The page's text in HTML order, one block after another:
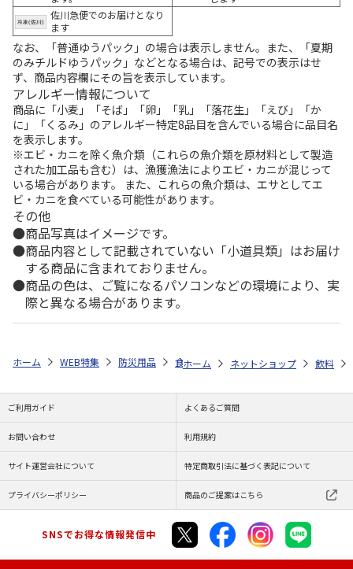
佐川急便でのお届けとなり
ます
なお、「普通ゆうパック」の場合は表示しません。また、「夏期
のみチルドゆうパック」などとなる場合は、記号での表示はせ
ず、商品内容欄にその旨を表示しています。
アレルギー情報について
商品に「小麦」「そば」「卵」「乳」「落花生」「えび」「か
に」「くるみ」のアレルギー特定8品目を含んでいる場合に品目名
を表示します。
※エビ・カニを除く魚介類（これらの魚介類を原材料として製造
された加工品も含む）は、漁獲漁法によりエビ・カニが混じって
いる場合があります。 また、これらの魚介類は、エサとしてエ
ビ・カニを食べている可能性があります。
その他
商品写真はイメージです。
商品内容として記載されていない「小道具類」はお届け
する商品に含まれておりません。
商品の色は、ご覧になるパソコンなどの環境により、実
際と異なる場合があります。
ホーム WEB特集 防災用品 食品 ＬＩＦＥ ＣＡＰＳＵＬＥ ７
ホーム ネットショップ 飲料
ご利用ガイド よくあるご質問
お問い合わせ 利用規約
サイト運営会社について 特定商取引法に基づく表記について
プライバシーポリシー 商品のご提案はこちら
SNSでお得な情報発信中